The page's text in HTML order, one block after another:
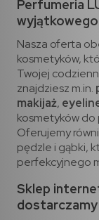
Perfumeria
wyjątkowego
Nasza oferta
kosmetyków,
Twojej
znajdziesz m.in.
makijaż,
kosmetyków do
Oferujemy
pędzle i gąbki,
perfekcyjnego
Sklep
dostarczamy